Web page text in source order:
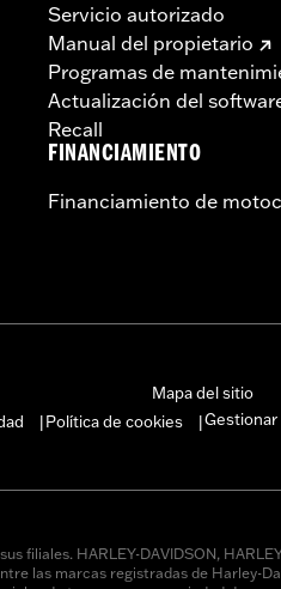
Servicio autorizado
Manual del propietario
Programas de
Actualización del
Recall
FINANCIAMIENTO
Financiamiento de
Mapa del sitio
Política de cookies Gestionar
filiales. HARLEY-DAVIDSON,
las marcas registradas de Harley-